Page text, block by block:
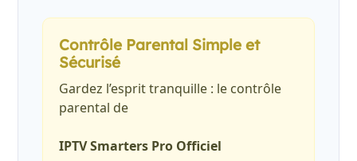
Contrôle Parental Simple et
Sécurisé
Gardez l’esprit tranquille : le contrôle
parental de
IPTV Smarters Pro Officiel